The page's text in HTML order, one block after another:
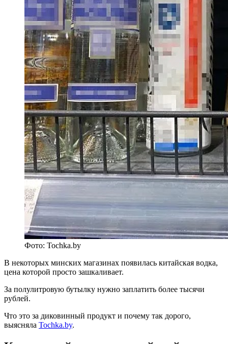
Фото: Tochka.by
В некоторых минских магазинах появилась китайская водка,
цена которой просто зашкаливает.
За полулитровую бутылку нужно заплатить более тысячи
рублей.
Что это за диковинный продукт и почему так дорого,
выясняла Tochka.by.